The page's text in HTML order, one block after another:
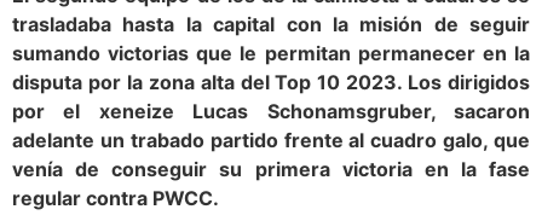
trasladaba hasta la capital con la misión de seguir
sumando victorias que le permitan permanecer en la
disputa por la zona alta del Top 10 2023. Los dirigidos
por el xeneize Lucas Schonamsgruber, sacaron
adelante un trabado partido frente al cuadro galo, que
venía de conseguir su primera victoria en la fase
regular contra PWCC.